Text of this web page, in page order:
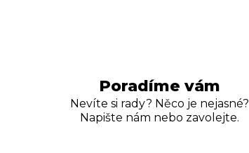
Poradíme vám
Nevíte si rady? Něco je nejasné?
Napište nám nebo zavolejte.